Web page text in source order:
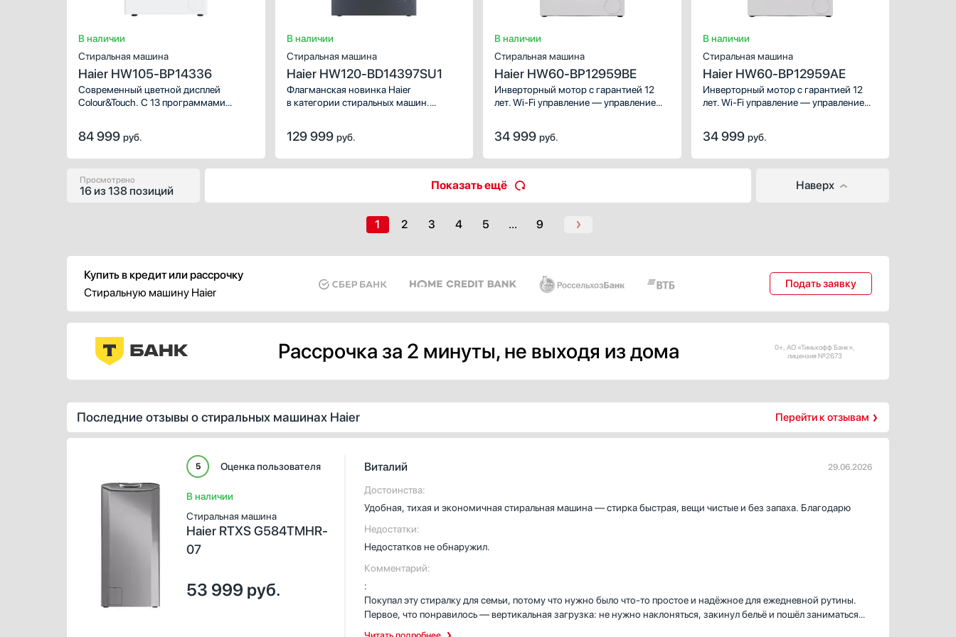
В наличии
Стиральная машина
Haier HW105-BP14336
Современный цветной дисплей
Colour&Touch. С 13 программами
любую из программ на ярком цветном
84 999 руб.
В наличии
Стиральная машина
Haier HW120-BD14397SU1
Флагманская новинка Haier
в категории стиральных машин.
новой технологией Fresh Air System.
129 999 руб.
В наличии
Стиральная машина
Haier HW60-BP12959BE
Инверторный мотор с гарантией 12
лет. Wi-Fi управление — управление
отстирывание даже деликатных
стекла двери и манжеты люка.
Aquastop — защита от протечек.
Паровая программа — пар освежит
одежду и удалит складки.
34 999 руб.
В наличии
Стиральная машина
Haier HW60-BP12959AE
Инверторный мотор с гарантией 12
лет. Wi-Fi управление — управление
отстирывание даже деликатных
стекла двери и манжеты люка.
Aquastop — защита от протечек.
Паровая программа — пар освежит
одежду и удалит складки.
34 999 руб.
Просмотрено
16 из138 позиций Показать ещё Наверх
1 2 3 4 5 ... 9
Купить в кредит или рассрочку
Стиральную машину Haier
Подать заявку
Рассрочка за 2 минуты, не выходя из дома
0+, АО «Тинькофф Банк»,
лицензия №2673
Последние отзывы о стиральных машинах Haier Перейти к отзывам
5 Оценка пользователя
В наличии
Стиральная машина
Haier RTXS G584TMHR-
07
53 999 руб.
Виталий 29.06.2026
Достоинства:
Удобная, тихая и экономичная стиральная машина — стирка быстрая, вещи чистые и без запаха. Благодарю
Недостатки:
Недостатков не обнаружил.
Комментарий:
:
Покупал эту стиралку для семьи, потому что нужно было что‑то простое и надёжное для ежедневной рутины.
Первое, что понравилось — вертикальная загрузка: не нужно наклоняться, закинул бельё и пошёл заниматься